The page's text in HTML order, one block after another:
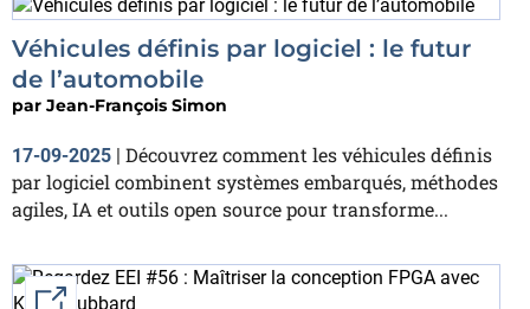
Véhicules définis par logiciel : le futur
de l’automobile
par Jean-François Simon
17-09-2025 | Découvrez comment les véhicules définis
par logiciel combinent systèmes embarqués, méthodes
agiles, IA et outils open source pour transforme...
External link